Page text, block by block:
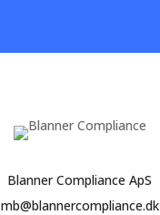
Blanner Compliance ApS
mb@blannercompliance.dk